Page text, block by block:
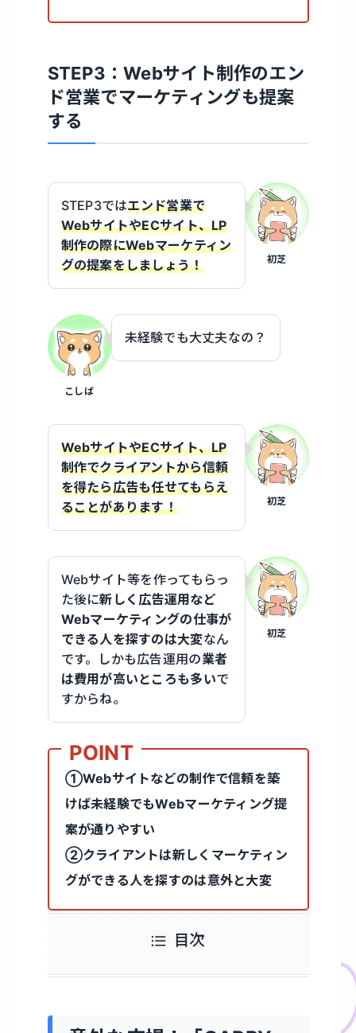
STEP3：Webサイト制作のエン
ド営業でマーケティングも提案
する
初芝
STEP3ではエンド営業で
WebサイトやECサイト、LP
制作の際にWebマーケティン
グの提案をしましょう！
こしば
未経験でも大丈夫なの？
初芝
WebサイトやECサイト、LP
制作でクライアントから信頼
を得たら広告も任せてもらえ
ることがあります！
初芝
Webサイト等を作ってもらっ
た後に新しく広告運用など
Webマーケティングの仕事が
できる人を探すのは大変なん
です。しかも広告運用の業者
は費用が高いところも多いで
すからね。
①Webサイトなどの制作で信頼を築
けば未経験でもWebマーケティング提
案が通りやすい
②クライアントは新しくマーケティン
グができる人を探すのは意外と大変
目次